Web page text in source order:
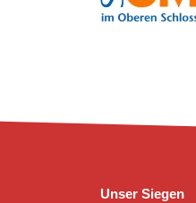
Unser Siegen